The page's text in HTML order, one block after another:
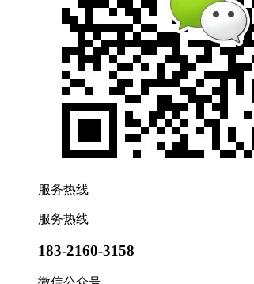
服务热线
服务热线
183-2160-3158